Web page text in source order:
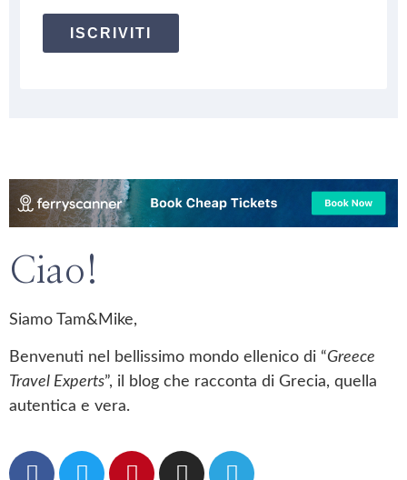
ISCRIVITI
Ciao!
Siamo Tam&Mike,
Benvenuti nel bellissimo mondo ellenico di “Greece
Travel Experts”, il blog che racconta di Grecia, quella
autentica e vera.